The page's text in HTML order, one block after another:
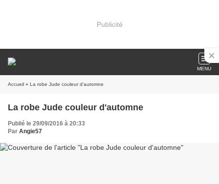
Publicité
MENU
Accueil » La robe Jude couleur d'automne
La robe Jude couleur d'automne
Publié le 29/09/2016 à 20:33
Par Angie57